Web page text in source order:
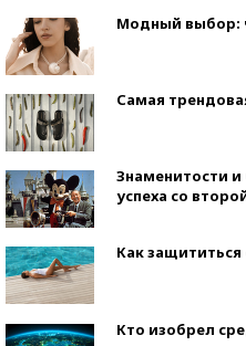
Модный выбор:
Самая
Знаменитости
успеха со
Как защититься
Кто изобрел